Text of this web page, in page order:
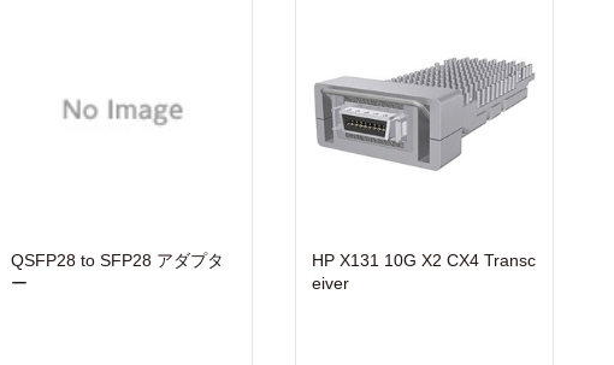
QSFP28 to SFP28 アダプタ
ー
HP X131 10G X2 CX4 Transc
eiver